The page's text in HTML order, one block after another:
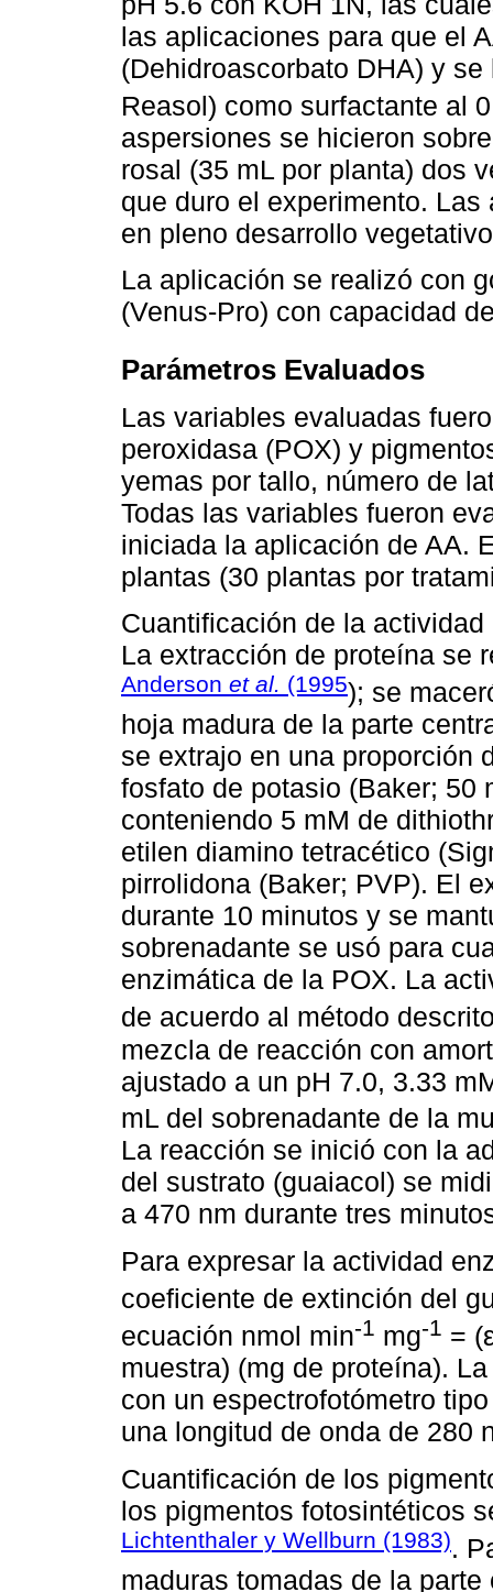
las aplicaciones para que el
(Dehidroascorbato DHA) y
Reasol) como surfactante al
aspersiones se hicieron
rosal (35 mL por planta) dos
que duro el experimento.
en pleno desarrollo
La aplicación se realizó con
(Venus-Pro) con capacidad
Parámetros Evaluados
Las variables evaluadas
peroxidasa (POX) y
yemas por tallo, número de
Todas las variables fueron
iniciada la aplicación de AA.
plantas (30 plantas por
Cuantificación de la
La extracción de proteína se
Anderson et al. (1995); se
hoja madura de la parte
se extrajo en una proporción
fosfato de potasio (Baker; 50
conteniendo 5 mM de
etilen diamino tetracético
pirrolidona (Baker; PVP). El
durante 10 minutos y se
sobrenadante se usó para
enzimática de la POX. La
de acuerdo al método
mezcla de reacción con
ajustado a un pH 7.0, 3.33
mL del sobrenadante de la
La reacción se inició con la
del sustrato (guaiacol) se
a 470 nm durante tres
Para expresar la actividad
coeficiente de extinción del
ecuación nmol min-1 mg-1 =
muestra) (mg de proteína).
con un espectrofotómetro
una longitud de onda de 280
Cuantificación de los
los pigmentos fotosintéticos
Lichtenthaler y Wellburn (1983).
maduras tomadas de la